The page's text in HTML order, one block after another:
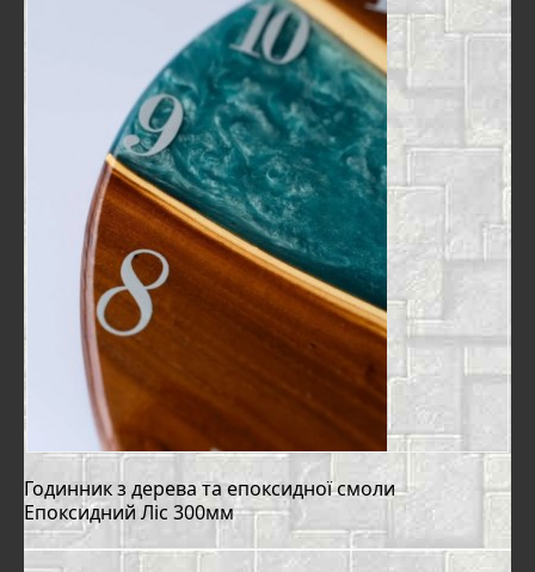
Годинник з дерева та епоксидної смоли
Епоксидний Ліс 300мм